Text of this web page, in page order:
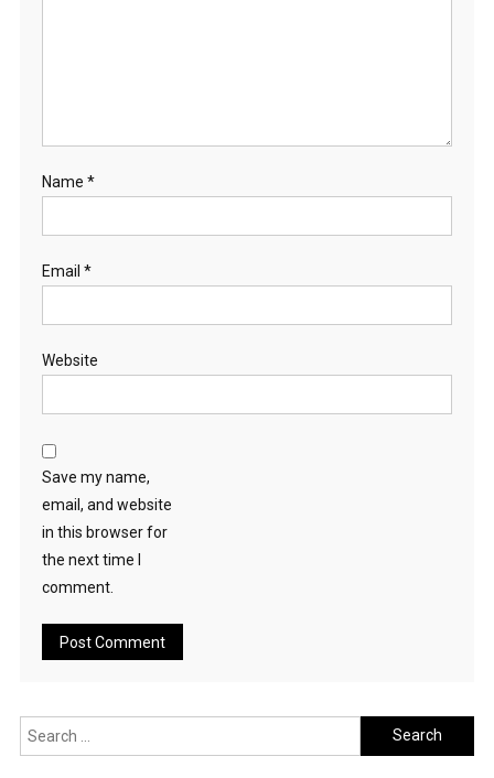
Name *
Email *
Website
Save my name,
email, and website
in this browser for
the next time I
comment.
Search
for: